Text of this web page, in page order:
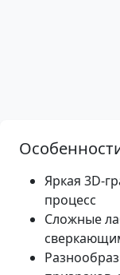
Яркая 3D-
процесс
Сложные